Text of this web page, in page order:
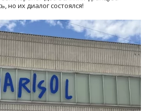
но их диалог состоялся!